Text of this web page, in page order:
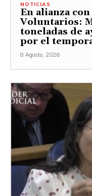
NOTICIAS
En alianza
Voluntarios:
toneladas de
por el
8 Agosto, 2026